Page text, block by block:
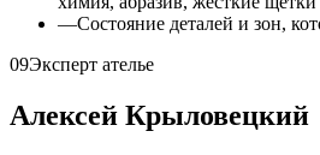
—Состояние деталей и зон,
09Эксперт ателье
Алексей Крыловецкий